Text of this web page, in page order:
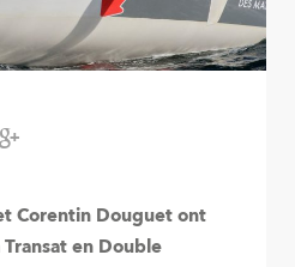
Corentin Douguet ont
en Double